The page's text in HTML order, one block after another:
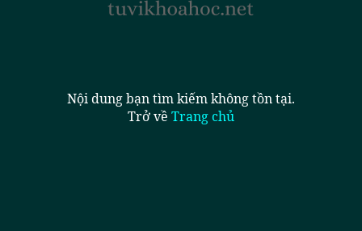
Nội dung bạn tìm kiếm không tồn tại.
Trở về Trang chủ